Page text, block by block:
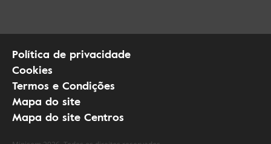
Política de privacidade
Cookies
Termos e Condições
Mapa do site
Mapa do site Centros